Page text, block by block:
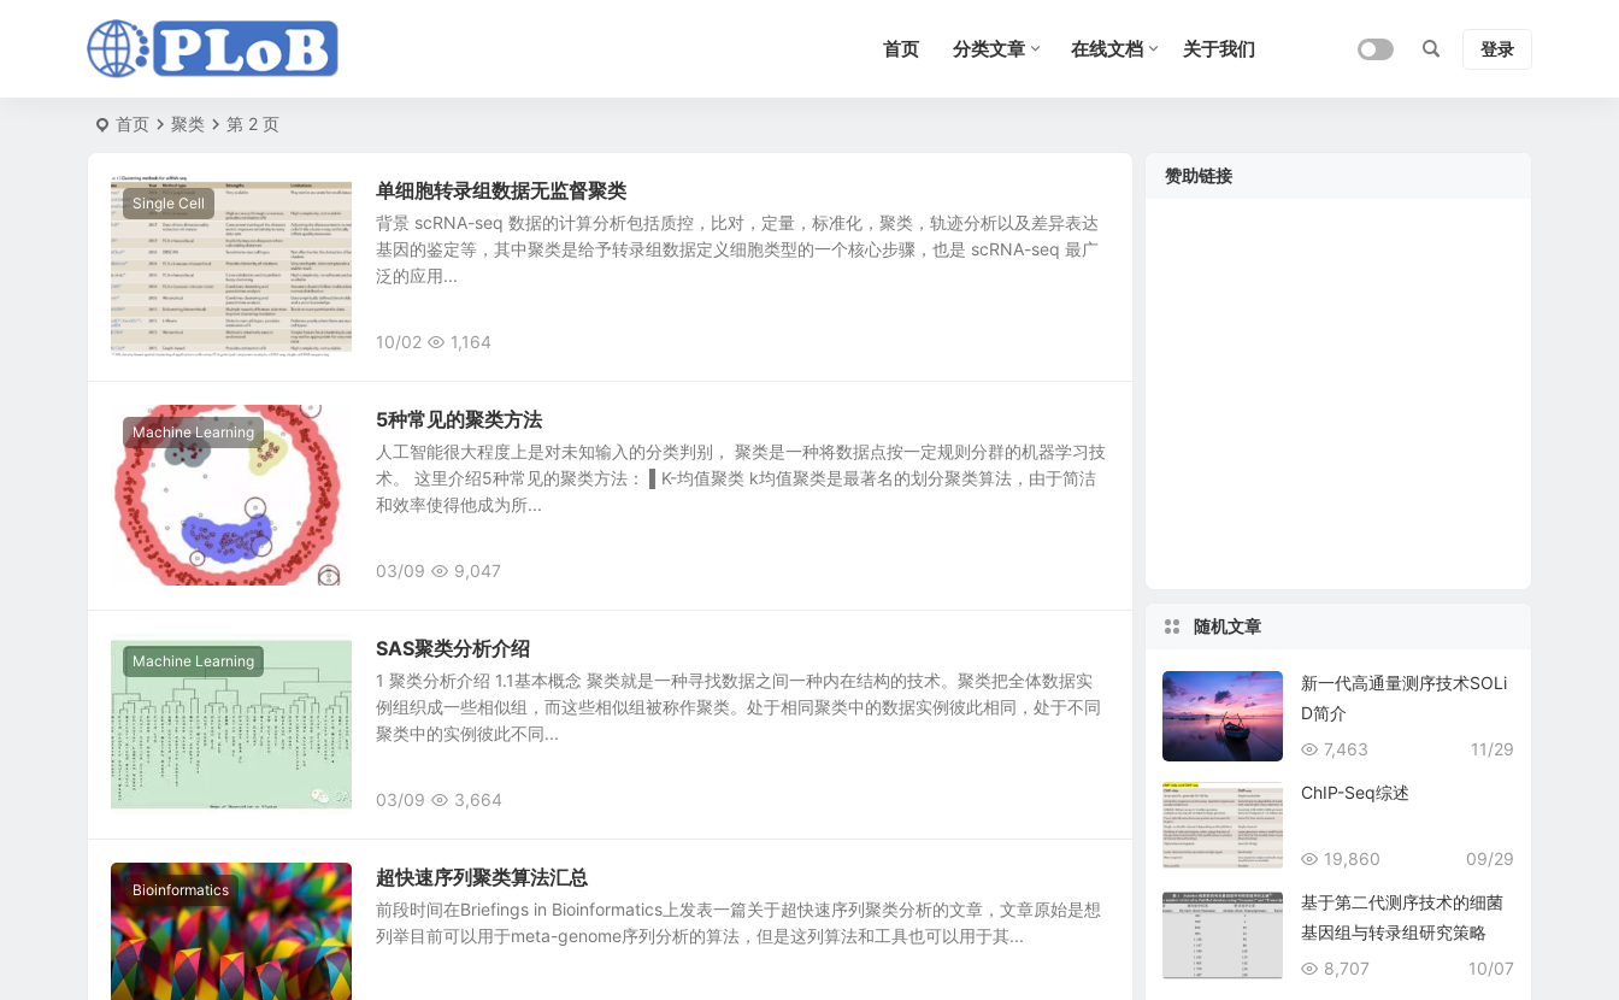
首页 分类文章 在线文档 关于我们 登录
首页 聚类 第 2 页
Single Cell
单细胞转录组数据无监督聚类
背景 scRNA-seq 数据的计算分析包括质控，比对，定量，标准化，聚类，轨迹分析以及差异表达
基因的鉴定等，其中聚类是给予转录组数据定义细胞类型的一个核心步骤，也是 scRNA-seq 最广
泛的应用...
10/02 1,164
Machine Learning
5种常见的聚类方法
人工智能很大程度上是对未知输入的分类判别， 聚类是一种将数据点按一定规则分群的机器学习技
术。 这里介绍5种常见的聚类方法： ▌K-均值聚类 k均值聚类是最著名的划分聚类算法，由于简洁
和效率使得他成为所...
03/09 9,047
Machine Learning
SAS聚类分析介绍
1 聚类分析介绍 1.1基本概念 聚类就是一种寻找数据之间一种内在结构的技术。聚类把全体数据实
例组织成一些相似组，而这些相似组被称作聚类。处于相同聚类中的数据实例彼此相同，处于不同
聚类中的实例彼此不同...
03/09 3,664
Bioinformatics
超快速序列聚类算法汇总
前段时间在Briefings in Bioinformatics上发表一篇关于超快速序列聚类分析的文章，文章原始是想
列举目前可以用于meta-genome序列分析的算法，但是这列算法和工具也可以用于其...
赞助链接
随机文章
新一代高通量测序技术SOLi
D简介
11/29
7,463
ChIP-Seq综述
09/29
19,860
基于第二代测序技术的细菌
基因组与转录组研究策略
10/07
8,707